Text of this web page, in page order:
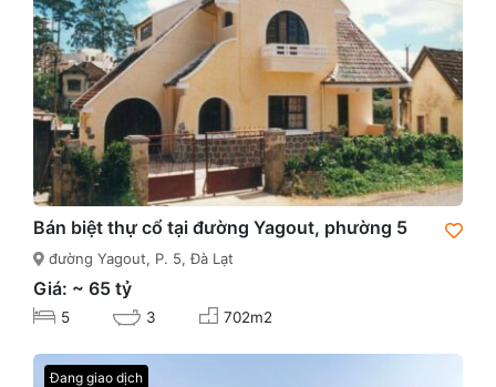
Bán biệt thự cổ tại đường Yagout, phường 5
đường Yagout, P. 5, Đà Lạt
Giá: ~ 65 tỷ
5 3 702m2
Đang giao dịch